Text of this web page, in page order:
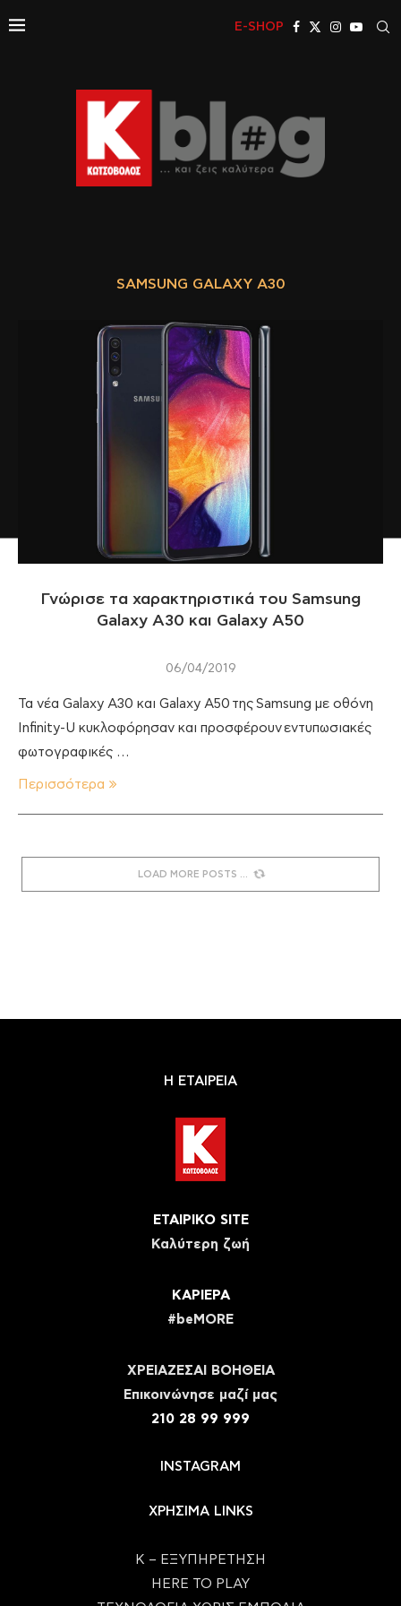
E-SHOP
SAMSUNG GALAXY A30
Γνώρισε τα χαρακτηριστικά του Samsung
Galaxy A30 και Galaxy A50
06/04/2019
Τα νέα Galaxy A30 και Galaxy A50 της Samsung με οθόνη
Infinity-U κυκλοφόρησαν και προσφέρουν εντυπωσιακές
φωτογραφικές …
Περισσότερα
LOAD MORE POSTS
Η ΕΤΑΙΡΕΙΑ
ΕΤΑΙΡΙΚΟ SITE
Καλύτερη ζωή
ΚΑΡΙΕΡΑ
#beMORE
ΧΡΕΙΑΖΕΣΑΙ ΒΟΗΘΕΙΑ
Eπικοινώνησε μαζί μας
210 28 99 999
INSTAGRAM
ΧΡΗΣΙΜΑ LINKS
Κ – ΕΞΥΠΗΡΕΤΗΣΗ
HERE TO PLAY